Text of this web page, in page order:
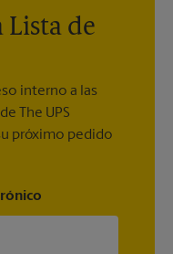
Lista de
interno a las
The UPS
próximo pedido